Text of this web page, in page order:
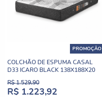
PROMOÇÃO
COLCHÃO DE ESPUMA CASAL
D33 ICARO BLACK 138X188X20
R$ 1.529,90
R$ 1.223,92